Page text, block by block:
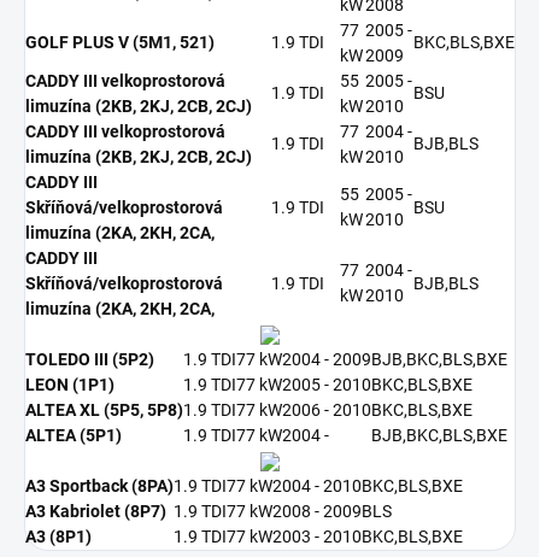
kW2008
GOLF PLUS V (5M1, 521) 1.9 TDI
77
kW
2005 -
2009
BKC,BLS,BXE
CADDY III velkoprostorová
limuzína (2KB, 2KJ, 2CB, 2CJ)
1.9 TDI
55
kW
2005 -
2010
BSU
CADDY III velkoprostorová
limuzína (2KB, 2KJ, 2CB, 2CJ)
1.9 TDI
77
kW
2004 -
2010
BJB,BLS
CADDY III
Skříňová/velkoprostorová
limuzína (2KA, 2KH, 2CA,
1.9 TDI
55
kW
2005 -
2010
BSU
CADDY III
Skříňová/velkoprostorová
limuzína (2KA, 2KH, 2CA,
1.9 TDI
77
kW
2004 -
2010
BJB,BLS
TOLEDO III (5P2) 1.9 TDI77 kW2004 - 2009BJB,BKC,BLS,BXE
LEON (1P1)
1.9 TDI77 kW2005 - 2010BKC,BLS,BXE
ALTEA XL (5P5, 5P8)1.9 TDI77 kW2006 - 2010BKC,BLS,BXE
ALTEA (5P1)
1.9 TDI77 kW2004 - BJB,BKC,BLS,BXE
A3 Sportback (8PA)1.9 TDI77 kW2004 - 2010BKC,BLS,BXE
A3 Kabriolet (8P7) 1.9 TDI77 kW2008 - 2009BLS
A3 (8P1)
1.9 TDI77 kW2003 - 2010BKC,BLS,BXE